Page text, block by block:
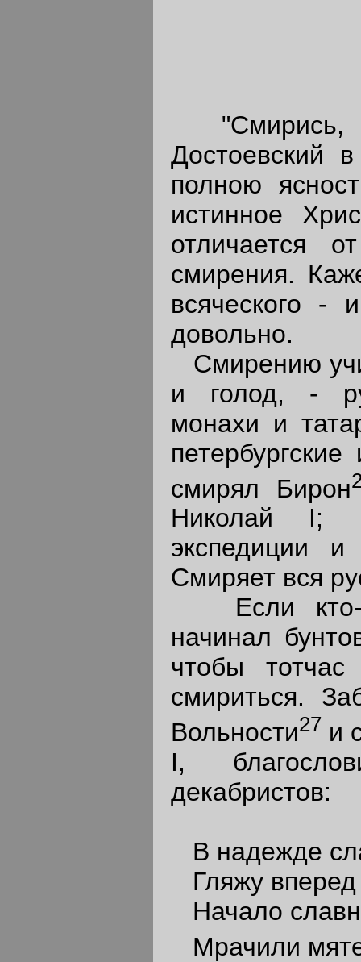
"Смирись,
Достоевский
полною
истинное
отличается
смирения.
всяческого -
довольно.
Смирению
и голод, -
монахи и
смирял Бирон
Николай I;
экспедиции
Смиряет вся
Если кто-
начинал
чтобы
смириться.
Вольности27 и
I,
декабристов:
В надежде
Гляжу вперед
Начало
Мрачили